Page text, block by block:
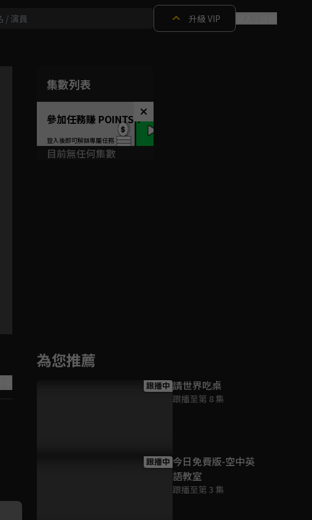
升級 VIP
集數列表
參加任務賺 POINTS！
目前無任何集數
為您推薦
跟播中 請世界吃桌
跟播至第 8 集
跟播中 今日免費版-空中英
語教室
跟播至第 3 集